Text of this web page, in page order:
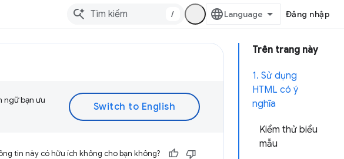
/ Đăng nhập
Trên trang này
1. Sử dụng
HTML có ý
nghĩa
Kiểm thử biểu
mẫu
ngữ bạn ưu
tin này có hữu ích không cho bạn không?